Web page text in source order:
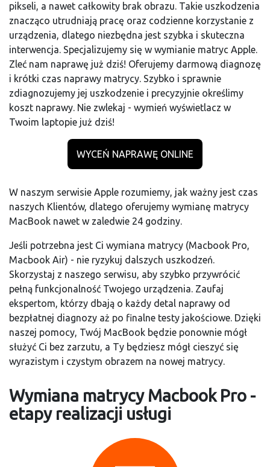
pikseli, a nawet całkowity brak obrazu. Takie uszkodzenia
znacząco utrudniają pracę oraz codzienne korzystanie z
urządzenia, dlatego niezbędna jest szybka i skuteczna
interwencja. Specjalizujemy się w wymianie matryc Apple.
Zleć nam naprawę już dziś! Oferujemy darmową diagnozę
i krótki czas naprawy matrycy. Szybko i sprawnie
zdiagnozujemy jej uszkodzenie i precyzyjnie określimy
koszt naprawy. Nie zwlekaj - wymień wyświetlacz w
Twoim laptopie już dziś!
WYCEŃ NAPRAWĘ ONLINE
W naszym serwisie Apple rozumiemy, jak ważny jest czas
naszych Klientów, dlatego oferujemy wymianę matrycy
MacBook nawet w zaledwie 24 godziny.
Jeśli potrzebna jest Ci wymiana matrycy (Macbook Pro,
Macbook Air) - nie ryzykuj dalszych uszkodzeń.
Skorzystaj z naszego serwisu, aby szybko przywrócić
pełną funkcjonalność Twojego urządzenia. Zaufaj
ekspertom, którzy dbają o każdy detal naprawy od
bezpłatnej diagnozy aż po finalne testy jakościowe. Dzięki
naszej pomocy, Twój MacBook będzie ponownie mógł
służyć Ci bez zarzutu, a Ty będziesz mógł cieszyć się
wyrazistym i czystym obrazem na nowej matrycy.
Wymiana matrycy Macbook Pro -
etapy realizacji usługi